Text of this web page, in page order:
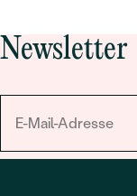
Newsletter